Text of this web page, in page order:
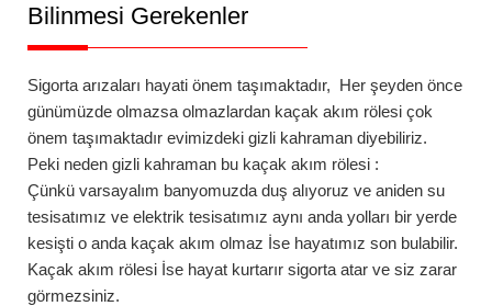
Bilinmesi Gerekenler
Sigorta arızaları hayati önem taşımaktadır, Her şeyden önce
günümüzde olmazsa olmazlardan kaçak akım rölesi çok
önem taşımaktadır evimizdeki gizli kahraman diyebiliriz.
Peki neden gizli kahraman bu kaçak akım rölesi :
Çünkü varsayalım banyomuzda duş alıyoruz ve aniden su
tesisatımız ve elektrik tesisatımız aynı anda yolları bir yerde
kesişti o anda kaçak akım olmaz İse hayatımız son bulabilir.
Kaçak akım rölesi İse hayat kurtarır sigorta atar ve siz zarar
görmezsiniz.